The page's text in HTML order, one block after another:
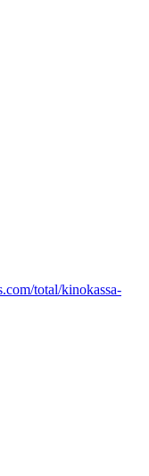
total/kinokassa-